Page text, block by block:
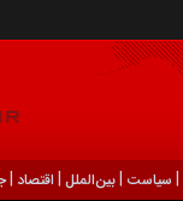
| سیاست |بين‌الملل | اقتصاد |